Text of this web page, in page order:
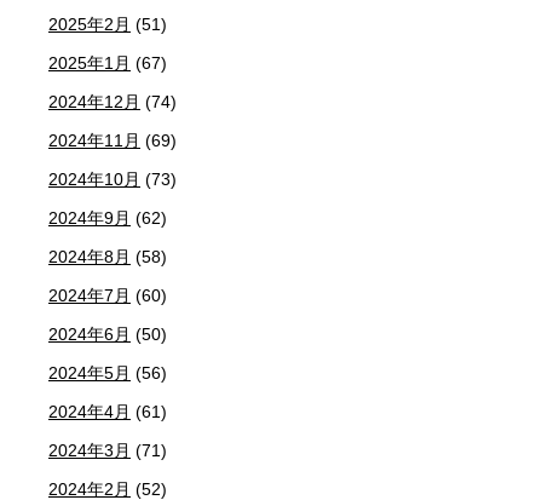
2025年2月 (51)
2025年1月 (67)
2024年12月 (74)
2024年11月 (69)
2024年10月 (73)
2024年9月 (62)
2024年8月 (58)
2024年7月 (60)
2024年6月 (50)
2024年5月 (56)
2024年4月 (61)
2024年3月 (71)
2024年2月 (52)